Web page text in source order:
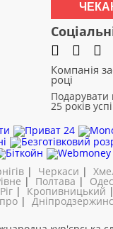
Компанія
році
Подарувати
25 років
| Черкаси |
| Полтава |
|Кропивницький |
|